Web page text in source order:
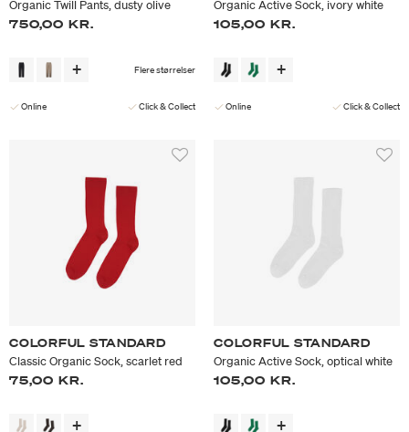
Organic Twill Pants, dusty olive
750,00 KR.
Flere størrelser
Online Click & Collect
Organic Active Sock, ivory white
105,00 KR.
Online Click & Collect
COLORFUL STANDARD
Classic Organic Sock, scarlet red
75,00 KR.
COLORFUL STANDARD
Organic Active Sock, optical white
105,00 KR.